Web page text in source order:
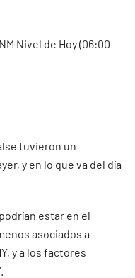
Nivel de Hoy (06:00
tuvieron un
y en lo que va del día
estar en el
asociados a
y a los factores